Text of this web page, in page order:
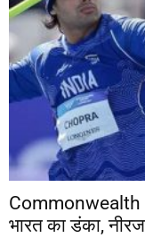
Commonwealth
भारत का डंका,